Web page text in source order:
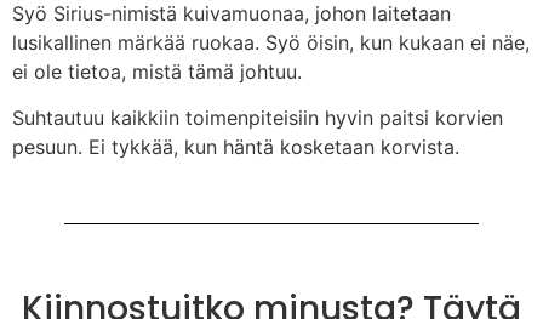
Syö Sirius-nimistä kuivamuonaa, johon laitetaan
lusikallinen märkää ruokaa. Syö öisin, kun kukaan ei näe,
ei ole tietoa, mistä tämä johtuu.
Suhtautuu kaikkiin toimenpiteisiin hyvin paitsi korvien
pesuun. Ei tykkää, kun häntä kosketaan korvista.
Kiinnostuitko minusta? Täytä